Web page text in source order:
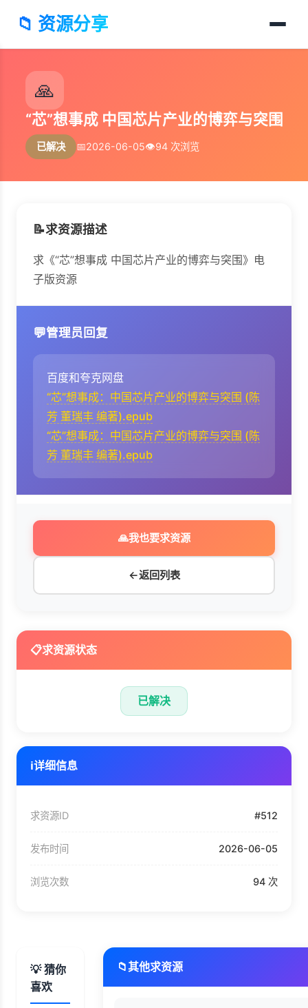
📁 资源分享
🙏
“芯”想事成 中国芯片产业的博弈与突围
已解决 📅2026-06-05👁️94 次浏览
📝求资源描述
求《“芯”想事成 中国芯片产业的博弈与突围》电
子版资源
管理员回复
百度和夸克网盘
“芯”想事成：中国芯片产业的博弈与突围 (陈
芳 董瑞丰 编著).epub
“芯”想事成：中国芯片产业的博弈与突围 (陈
芳 董瑞丰 编著).epub
🙏我也要求资源
←返回列表
📋求资源状态
已解决
ℹ️详细信息
求资源ID #512
发布时间 2026-06-05
浏览次数 94 次
💡 猜你
喜欢
📁其他求资源